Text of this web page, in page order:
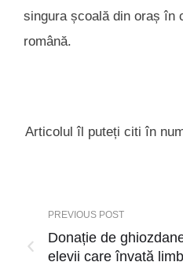
singura școală din oraș în
română.
Articolul îl puteți citi în
PREVIOUS POST
Donație de
elevii care învață